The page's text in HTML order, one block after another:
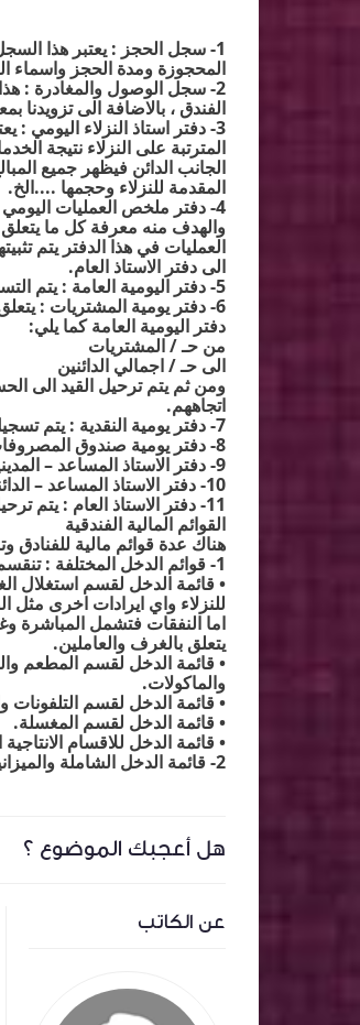
1- سجل الحجز : يعتبر هذا
المحجوزة ومدة الحجز واسماء
2- سجل الوصول والمغادرة :
الفندق ، بالاضافة الى
3- دفتر استاذ النزلاء اليومي :
المترتبة على النزلاء نتيجة
الجانب الدائن فيظهر جميع
المقدمة للنزلاء وحجمها ....الخ.
4- دفتر ملخص العمليات اليومي
والهدف منه معرفة كل ما يتعلق
العمليات في هذا الدفتر يتم
الى دفتر الاستاذ العام.
5- دفتر اليومية العامة : يتم
6- دفتر يومية المشتريات :
دفتر اليومية العامة كما يلي:
من حـ / المشتريات
الى حـ / اجمالي الدائنين
ومن ثم يتم ترحيل القيد الى
اتجاههم.
7- دفتر يومية النقدية : يتم
8- دفتر يومية صندوق
9- دفتر الاستاذ المساعد –
10- دفتر الاستاذ المساعد –
11- دفتر الاستاذ العام : يتم
القوائم المالية الفندقية
هناك عدة قوائم مالية للفنادق
1- قوائم الدخل المختلفة :
•قائمة الدخل لقسم استغلال
للنزلاء واي ايرادات اخرى مثل
اما النفقات فتشمل المباشرة
يتعلق بالغرف والعاملين.
•قائمة الدخل لقسم المطعم
والماكولات.
•قائمة الدخل لقسم التلفونات
•قائمة الدخل لقسم المغسلة.
•قائمة الدخل للاقسام
2- قائمة الدخل الشاملة
هل أعجبك الموضوع ؟
عن الكاتب
على سعر السهم .